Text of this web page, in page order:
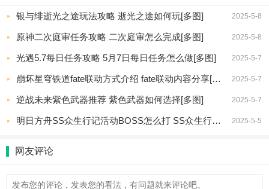
银与绯逝光之途玩法攻略 逝光之途如何玩[多图] 2025-5-8
原神二次庭审任务攻略 二次庭审怎么完成[多图] 2025-5-8
光遇5.7每日任务攻略 5月7日每日任务怎么做[多图] 2025-5-7
崩坏星穹铁道fate联动方式介绍 fate联动内容分享[多图] 2025-5-7
逆战未来紫色武器推荐 紫色武器如何选择[多图] 2025-5-7
明日方舟SS众生行记活动BOSS怎么打 SS众生行记活动机制怎么样[多图] 2025-5-5
网友评论